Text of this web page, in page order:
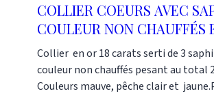
COLLIER COEURS AVEC
COULEUR NON CHAUFFÉS
DIAMANTS
Collier en or 18 carats serti de 3
couleur non chauffés pesant au total
Couleurs mauve, pêche clair et